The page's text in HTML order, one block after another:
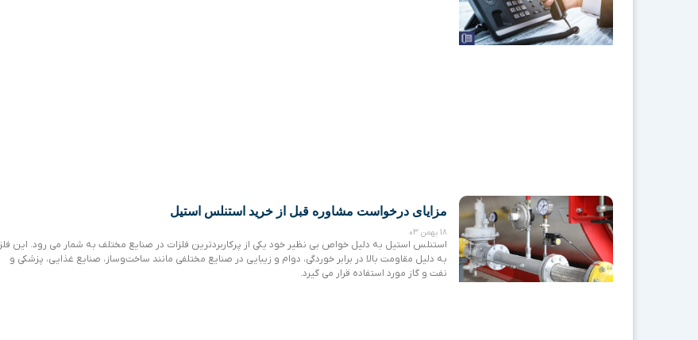
مزایای درخواست مشاوره قبل از خرید استنلس استیل
18 بهمن 03
استنلس استیل به دلیل خواص بی نظیر خود یکی از پرکاربردترین فلزات در صنایع مختلف به شمار می رود. این فلز
به دلیل مقاومت بالا در برابر خوردگی، دوام و زیبایی در صنایع مختلفی مانند ساخت‌وساز، صنایع غذایی، پزشکی و
نفت و گاز مورد استفاده قرار می گیرد.